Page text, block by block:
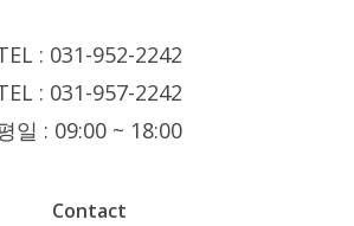
: 031-952-2242
: 031-957-2242
일 : 09:00 ~ 18:00
Contact